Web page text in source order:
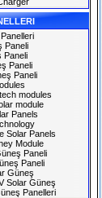
Paneli
Paneli
Paneli
Paneli
modules
module
Panels
Solar Panels
Module
Paneli
Paneli
Güneş
Solar Güneş
Panelleri